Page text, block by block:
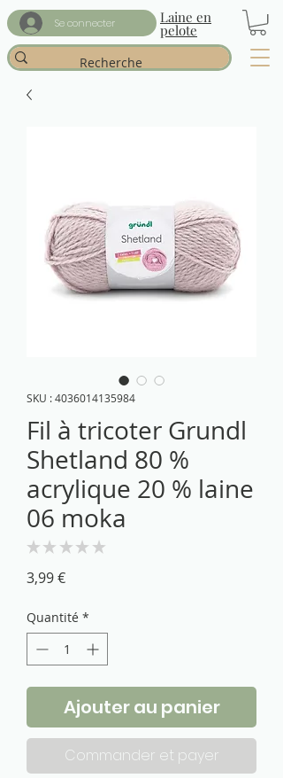
Se connecter Laine en
pelote
SKU : 4036014135984
Fil à tricoter Grundl
Shetland 80 %
acrylique 20 % laine
06 moka
★ ★ ★ ★ ★
3,99 €Prix
Quantité *
Ajouter au panier
Commander et payer